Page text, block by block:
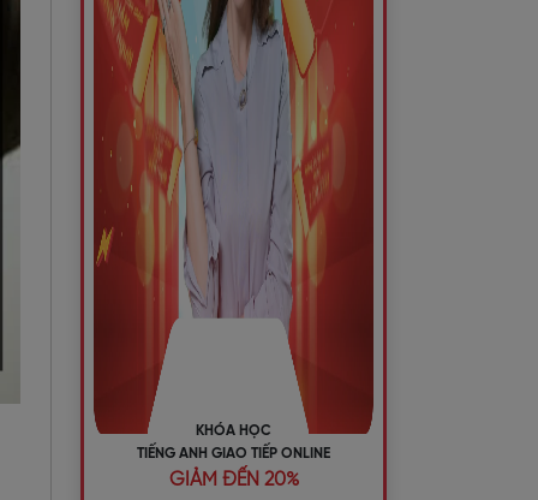
KHÓA HỌC
TIẾNG ANH GIAO TIẾP ONLINE
GIẢM ĐẾN 20%